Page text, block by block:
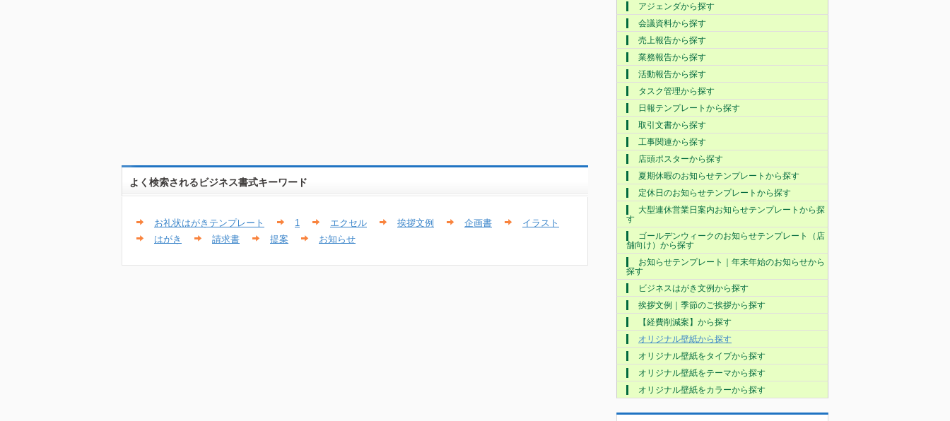
よく検索されるビジネス書式キーワード
お礼状はがきテンプレート 1 エクセル 挨拶文例 企画書
イラスト
はがき
請求書 提案 お知らせ
アジェンダから探す
会議資料から探す
売上報告から探す
業務報告から探す
活動報告から探す
タスク管理から探す
日報テンプレートから探す
取引文書から探す
工事関連から探す
店頭ポスターから探す
夏期休暇のお知らせテンプレートから探す
定休日のお知らせテンプレートから探す
大型連休営業日案内お知らせテンプレートから探
す
ゴールデンウィークのお知らせテンプレート（店
舗向け）から探す
お知らせテンプレート｜年末年始のお知らせから
探す
ビジネスはがき文例から探す
挨拶文例｜季節のご挨拶から探す
【経費削減案】から探す
オリジナル壁紙から探す
オリジナル壁紙をタイプから探す
オリジナル壁紙をテーマから探す
オリジナル壁紙をカラーから探す